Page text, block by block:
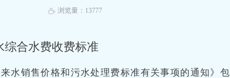
综合水费收费标准
水销售价格和污水处理费标准有关事项的通知》包
ꄘ 浏览量： 13777